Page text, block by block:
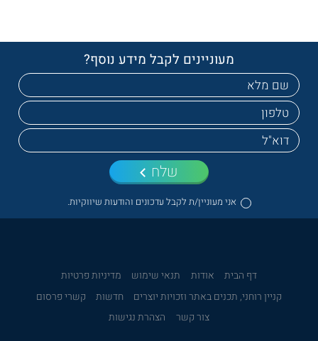
מעוניינים לקבל מידע נוסף?
אני מעוניין/ת לקבל עדכונים והודעות שיווקיות.
שלח
דף הבית אודות תנאי שימוש
מדיניות פרטיות
קניין רוחני, תכנים באתר וזכויות יוצרים
חדשות
קשרי פרסום
צור קשר
הצהרת נגישות